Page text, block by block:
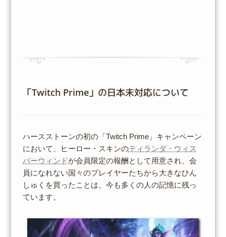
「Twitch Prime」の日本未対応について
ハースストーンの初の「Twitch Prime」キャンペーン
において、ヒーロー・スキンのティランダ・ウィス
パーウィンドが会員限定の報酬として用意され、会
員になれない国々のプレイヤーたちから大きなひん
しゅくを買ったことは、今も多くの人の記憶に残っ
ています。